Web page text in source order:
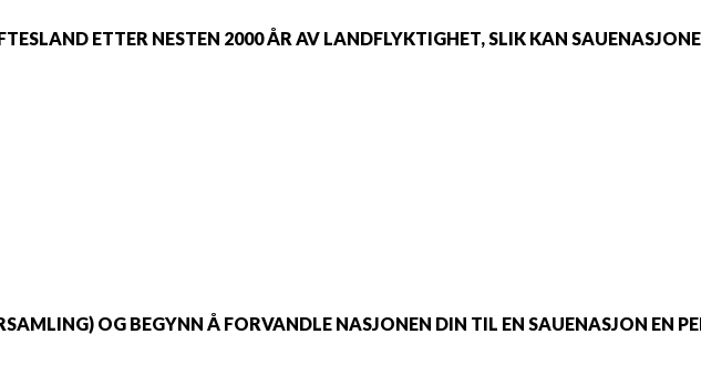
ETTER NESTEN 2000 ÅR AV LANDFLYKTIGHET, SLIK KAN
OG BEGYNN Å FORVANDLE NASJONEN DIN TIL EN SAUENASJON EN